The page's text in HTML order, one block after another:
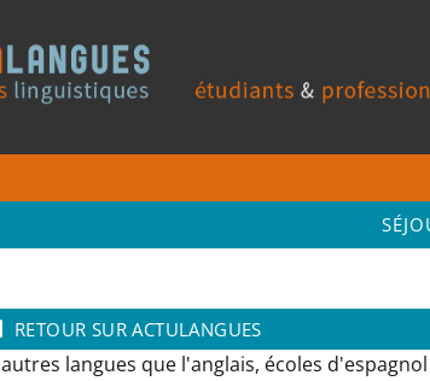
RETOUR SUR ACTULANGUES
autres langues que l'anglais, écoles